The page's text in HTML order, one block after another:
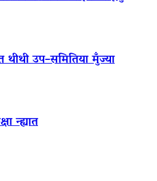
उप–समितिया मुँज्या
न्ह्यात